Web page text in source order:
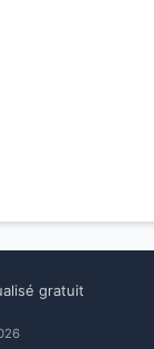
gratuit